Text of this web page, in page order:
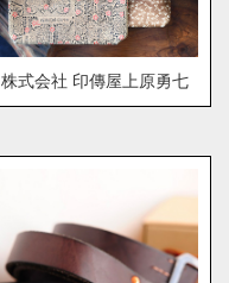
株式会社 印傳屋上原勇七